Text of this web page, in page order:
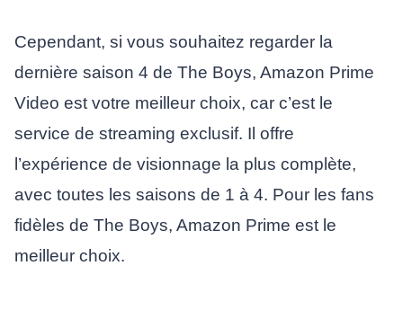
Cependant, si vous souhaitez regarder la
dernière saison 4 de The Boys, Amazon Prime
Video est votre meilleur choix, car c’est le
service de streaming exclusif. Il offre
l’expérience de visionnage la plus complète,
avec toutes les saisons de 1 à 4. Pour les fans
fidèles de The Boys, Amazon Prime est le
meilleur choix.